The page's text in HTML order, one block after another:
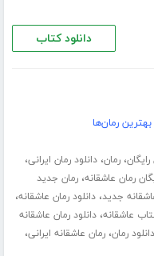
دانلود کتاب
بهترین رمان‌ها
رایگان،رمان،دانلود رمان ایرانی،
رمان عاشقانه،رمان جدید
جدید،دانلود رمان عاشقانه،
عاشقانه،دانلود رمان عاشقانه
دانلود رمان،رمان عاشقانه ایرانی،